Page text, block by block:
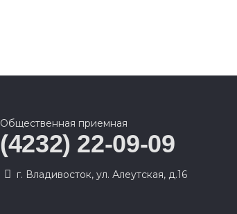
Общественная приемная
(4232) 22-09-09
г. Владивосток, ул. Алеутская, д.16